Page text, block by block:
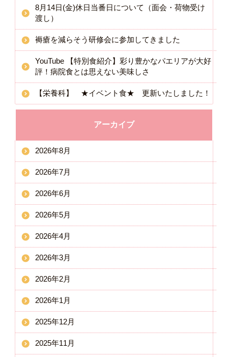
8月14日(金)休日当番日について（面会・荷物受け
渡し）
褥瘡を減らそう研修会に参加してきました
YouTube 【特別食紹介】彩り豊かなパエリアが大好
評！病院食とは思えない美味しさ
【栄養科】 ★イベント食★ 更新いたしました！
アーカイブ
2026年8月
2026年7月
2026年6月
2026年5月
2026年4月
2026年3月
2026年2月
2026年1月
2025年12月
2025年11月